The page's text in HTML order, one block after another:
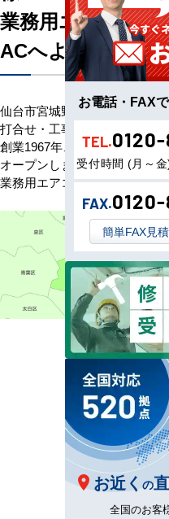
業務用エアコン専
ACへようこそ
仙台市宮城野区のお客様へ業
打合せ・工事・アフターサー
創業1967年、その信頼を基に
オープンしました。以来、皆
業務用エアコンのオンライン
お電話・FAX
TEL.0120-
受付時間 (月～
FAX.0120-
簡単FAX見
お近く の
全国のお客